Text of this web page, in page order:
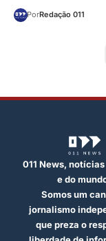
PorRedação 011
011 News,
e do
Somos um
jornalismo
que preza o